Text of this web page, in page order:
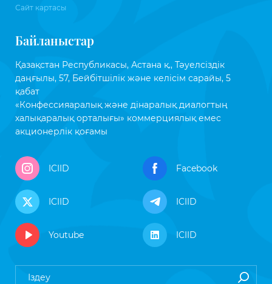
Сайт картасы
Байланыстар
Қазақстан Республикасы, Астана қ., Тәуелсіздік
даңғылы, 57, Бейбітшілік және келісім сарайы, 5
қабат
«Конфессияаралық және дінаралық диалогтың
халықаралық орталығы» коммерциялық емес
акционерлік қоғамы
ICIID Facebook
ICIID ICIID
Youtube ICIID